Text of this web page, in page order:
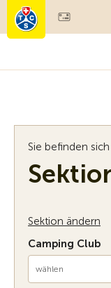
Mitgliedschaft &
Sie befinden
Sektion ändern
Camping Club
wählen